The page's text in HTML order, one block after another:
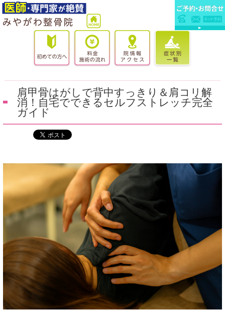
肩甲骨はがしで背中すっきり＆肩コリ解
消！自宅でできるセルフストレッチ完全
ガイド